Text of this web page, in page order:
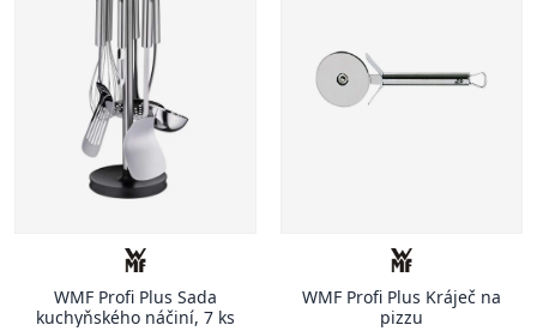
WMF Profi Plus Sada
kuchyňského náčiní, 7 ks
WMF Profi Plus Kráječ na
pizzu